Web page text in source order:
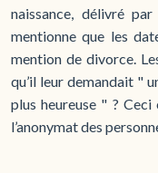
naissance, délivré
mentionne que les
mention de divorce.
qu’il leur demandait "
plus heureuse " ?
l’anonymat des